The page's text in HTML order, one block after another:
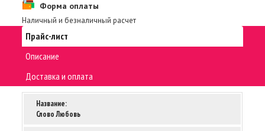
Форма оплаты
Наличный и безналичный расчет
Прайс-лист
Описание
Доставка и оплата
Название:
Слово Любовь